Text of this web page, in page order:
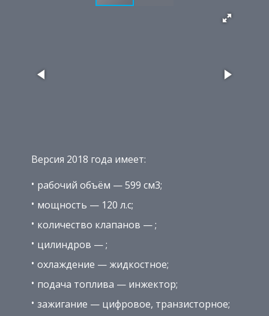
Версия 2018 года имеет:
рабочий объём — 599 см3;
мощность — 120 л.с;
количество клапанов — ;
цилиндров — ;
охлаждение — жидкостное;
подача топлива — инжектор;
зажигание — цифровое, транзисторное;